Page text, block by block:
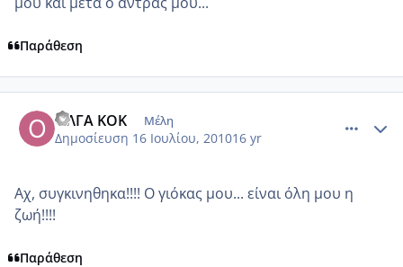
Παράθεση
ΟΛΓΑ ΚΟΚ Μέλη
Δημοσίευση 16 Ιουλίου, 201016 yr
Αχ, συγκινηθηκα!!!! Ο γιόκας μου... είναι όλη μου η
ζωή!!!!
Παράθεση